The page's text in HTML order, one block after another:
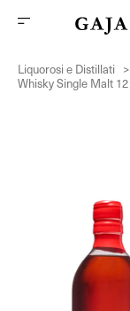
Liquorosi e Distillati >
Whisky Single Malt